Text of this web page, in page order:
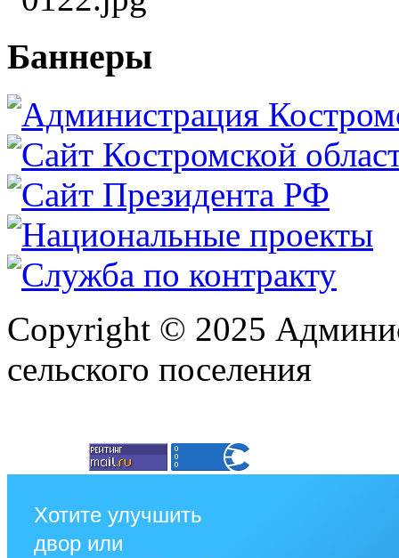
Баннеры
Copyright © 2025
сельского поселения
Хотите улучшить
двор или